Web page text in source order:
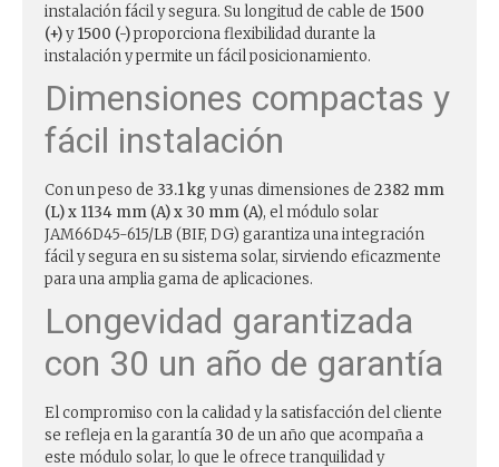
instalación fácil y segura. Su longitud de cable de 1500
(+)y1500 (-)proporciona flexibilidad durante la
instalación y permite un fácil posicionamiento.
Dimensiones compactas y
fácil instalación
Con un peso de 33.1 kg y unas dimensiones de 2382 mm
(L) x 1134 mm (A) x 30 mm (A), el módulo solar
JAM66D45-615/LB (BIF, DG) garantiza una integración
fácil y segura en su sistema solar, sirviendo eficazmente
para una amplia gama de aplicaciones.
Longevidad garantizada
con 30 un año de garantía
El compromiso con la calidad y la satisfacción del cliente
se refleja en la garantía 30 de un año que acompaña a
este módulo solar, lo que le ofrece tranquilidad y